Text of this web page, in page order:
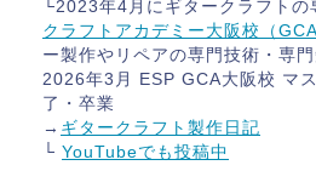
└2023年4月にギタークラフトの
クラフトアカデミー大阪校（GCA
ー製作やリペアの専門技術・専
2026年3月 ESP GCA大阪校 マ
了・卒業
→ ギタークラフト製作日記
└ YouTubeでも投稿中